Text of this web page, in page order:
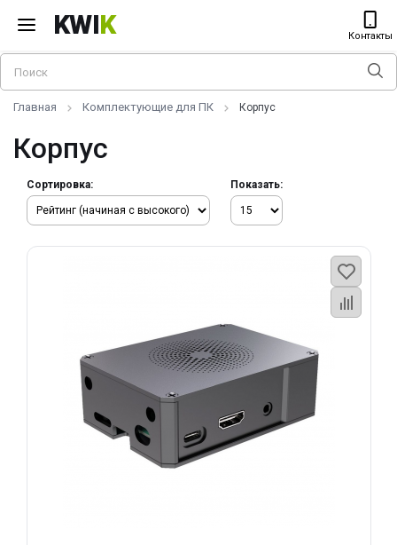
KWIK Контакты
Главная Комплектующие для ПК Корпус
Корпус
Сортировка: Показать: